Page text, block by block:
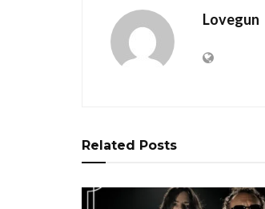
Lovegun
Related Posts